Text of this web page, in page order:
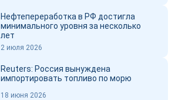
Нефтепереработка в РФ достигла
минимального уровня за несколько
лет
2 июля 2026
Reuters: Россия вынуждена
импортировать топливо по морю
18 июня 2026